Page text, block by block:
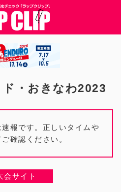
・おきなわ2023
報です。正しいタイムや
確認ください。
会サイト